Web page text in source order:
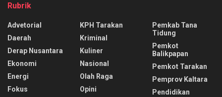
Rubrik
Advetorial
Daerah
Derap Nusantara
Ekonomi
Energi
Fokus
KPH Tarakan
Kriminal
Kuliner
Nasional
Olah Raga
Opini
Pemkab Tana
Tidung
Pemkot
Balikpapan
Pemkot Tarakan
Pemprov Kaltara
Pendidikan